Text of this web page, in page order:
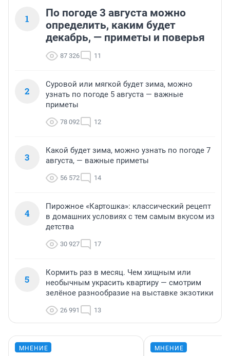
1
По погоде 3 августа можно
определить, каким будет
декабрь, — приметы и поверья
87 326 11
2
Суровой или мягкой будет зима, можно
узнать по погоде 5 августа — важные
приметы
78 092 12
3
Какой будет зима, можно узнать по погоде 7
августа, — важные приметы
56 572 14
4
Пирожное «Картошка»: классический рецепт
в домашних условиях с тем самым вкусом из
детства
30 927 17
5
Кормить раз в месяц. Чем хищным или
необычным украсить квартиру — смотрим
зелёное разнообразие на выставке экзотики
26 991 13
МНЕНИЕ МНЕНИЕ